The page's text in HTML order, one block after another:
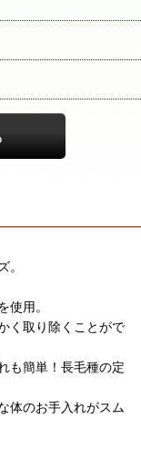
。
使用。
く取り除くことがで
も簡単！長毛種の定
体のお手入れがスム